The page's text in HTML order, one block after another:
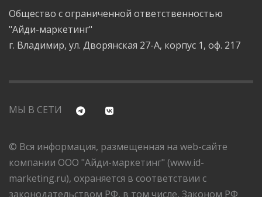
Общество с ограниченной ответственностью
"Айди-маркетинг"
г. Владимир, ул. Дворянская 27-А, корпус 1, оф. 217
МЫ В СЕТИ
© Вся информация, размещенная на web-сайте
компании ООО "Айди-маркетинг" (www.id-
marketing.ru), охраняется в соответствии с
законодательством РФ, в том числе, Законом РФ